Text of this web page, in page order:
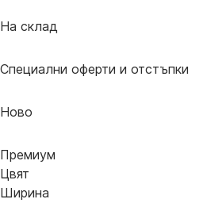
На склад
Специални оферти и отстъпки
Новo
Премиум
Цвят
Ширина